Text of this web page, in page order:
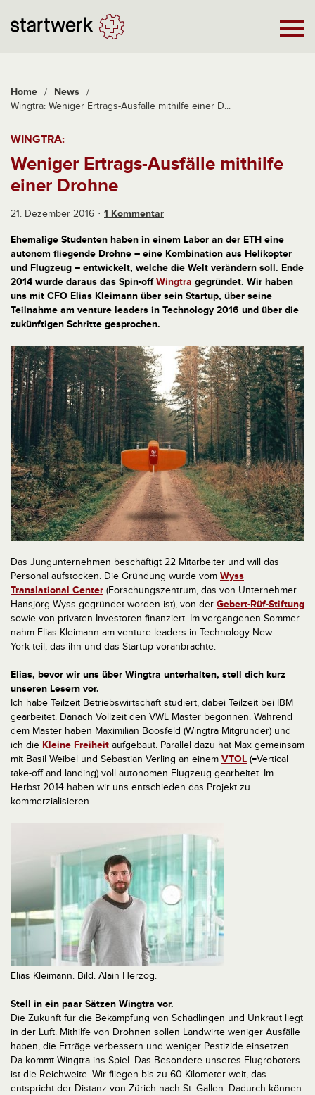
Home / News /
Wingtra: Weniger Ertrags-Ausfälle mithilfe einer D...
WINGTRA:
Weniger Ertrags-Ausfälle mithilfe
einer Drohne
21. Dezember 2016 1 Kommentar
Ehemalige Studenten haben in einem Labor an der ETH eine
autonom fliegende Drohne – eine Kombination aus Helikopter
und Flugzeug – entwickelt, welche die Welt verändern soll. Ende
2014 wurde daraus das Spin-offWingtra gegründet. Wir haben
uns mit CFO Elias Kleimann über sein Startup, über seine
Teilnahme am venture leaders in Technology 2016 und über die
zukünftigen Schritte gesprochen.
Das Jungunternehmen beschäftigt 22 Mitarbeiter und will das
Personal aufstocken. Die Gründung wurde vom Wyss
Translational Center (Forschungszentrum, das von Unternehmer
Hansjörg Wyss gegründet worden ist), von der Gebert-Rüf-Stiftung
sowie von privaten Investoren finanziert. Im vergangenen Sommer
nahm Elias Kleimann am venture leaders in Technology New
York teil, das ihn und das Startup voranbrachte.
Elias, bevor wir uns über Wingtra unterhalten, stell dich kurz
unseren Lesern vor.
Ich habe Teilzeit Betriebswirtschaft studiert, dabei Teilzeit bei IBM
gearbeitet. Danach Vollzeit den VWL Master begonnen. Während
dem Master haben Maximilian Boosfeld (Wingtra Mitgründer) und
ich die Kleine Freiheit aufgebaut. Parallel dazu hat Max gemeinsam
mit Basil Weibel und Sebastian Verling an einem VTOL (=Vertical
take-off and landing) voll autonomen Flugzeug gearbeitet. Im
Herbst 2014 haben wir uns entschieden das Projekt zu
kommerzialisieren.
Elias Kleimann. Bild: Alain Herzog.
Stell in ein paar Sätzen Wingtra vor.
Die Zukunft für die Bekämpfung von Schädlingen und Unkraut liegt
in der Luft. Mithilfe von Drohnen sollen Landwirte weniger Ausfälle
haben, die Erträge verbessern und weniger Pestizide einsetzen.
Da kommt Wingtra ins Spiel. Das Besondere unseres Flugroboters
ist die Reichweite. Wir fliegen bis zu 60 Kilometer weit, das
entspricht der Distanz von Zürich nach St. Gallen. Dadurch können